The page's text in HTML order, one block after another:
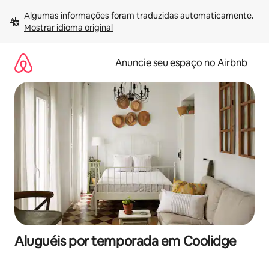
para
Mostrar idioma original
Anuncie seu espaço no Airbnb
Aluguéis por temporada em Coolidge